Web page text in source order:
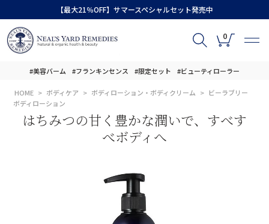
【最大21％OFF】サマースペシャルセット発売中
0
#美容バーム #フランキンセンス #限定セット #ビューティローラー
HOME ボディケア ボディローション・ボディクリーム
ビーラブリー
ボディローション
はちみつの甘く豊かな潤いで、すべす
べボディへ